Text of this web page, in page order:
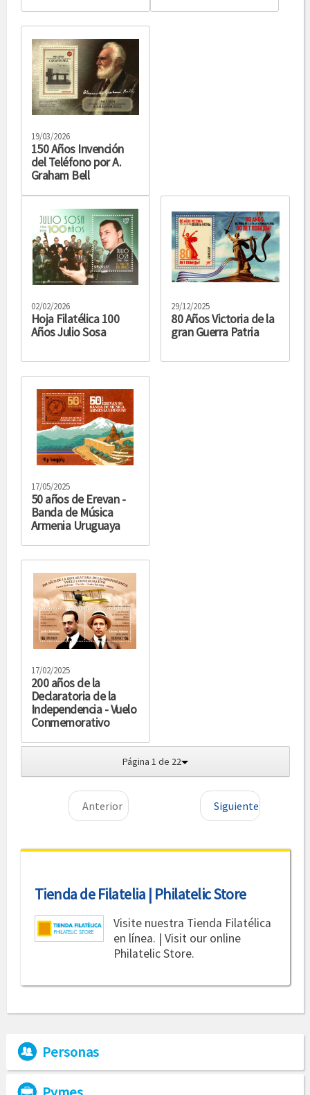
19/03/2026
150 Años Invención
del Teléfono por A.
Graham Bell
02/02/2026
Hoja Filatélica 100
Años Julio Sosa
29/12/2025
80 Años Victoria de la
gran Guerra Patria
17/05/2025
50 años de Erevan -
Banda de Música
Armenia Uruguaya
17/02/2025
200 años de la
Declaratoria de la
Independencia - Vuelo
Conmemorativo
Página 1 de 22
Anterior Siguiente
Tienda de Filatelia | Philatelic Store
Visite nuestra Tienda Filatélica
en línea. | Visit our online
Philatelic Store.
Personas